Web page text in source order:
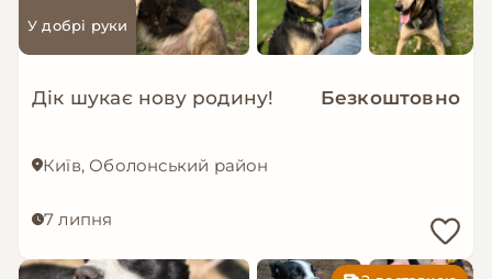
У добрі руки
Дік шукає нову родину! Безкоштовно
Київ, Оболонський район
7 липня